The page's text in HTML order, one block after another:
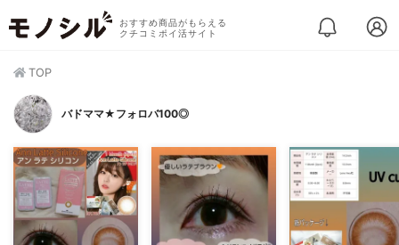
おすすめ商品がもらえる
クチコミポイ活サイト
TOP
バドママ★フォロバ100◎